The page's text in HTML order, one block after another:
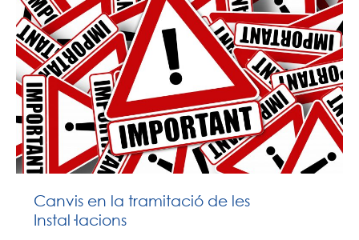
Canvis en la tramitació de les
Instal·lacions